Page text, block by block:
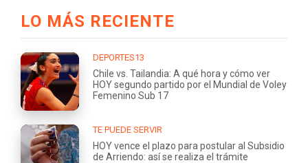
LO MÁS RECIENTE
DEPORTES13
Chile vs. Tailandia: A qué hora y cómo ver
HOY segundo partido por el Mundial de Voley
Femenino Sub 17
TE PUEDE SERVIR
HOY vence el plazo para postular al Subsidio
de Arriendo: así se realiza el trámite